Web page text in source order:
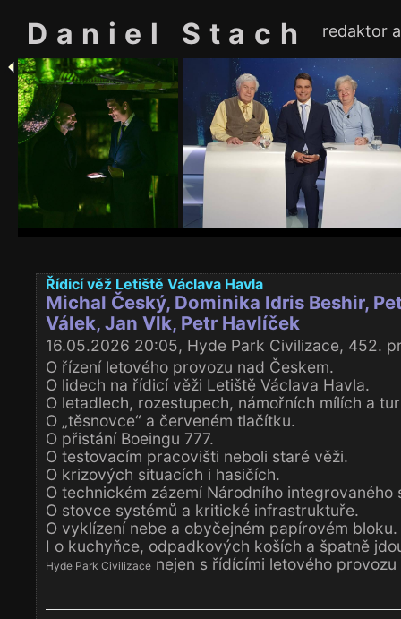
Daniel Stach redaktor
Řídicí věž Letiště Václava Havla
Michal Český, Dominika Idris Beshir,
Válek, Jan Vlk, Petr Havlíček
16.05.2026 20:05, Hyde Park Civilizace, 452.
O řízení letového provozu nad Českem.
O lidech na řídicí věži Letiště Václava Havla.
O letadlech, rozestupech, námořních mílích a
O „těsnovce“ a červeném tlačítku.
O přistání Boeingu 777.
O testovacím pracovišti neboli staré věži.
O krizových situacích i hasičích.
O technickém zázemí Národního integrovaného
O stovce systémů a kritické infrastruktuře.
O vyklízení nebe a obyčejném papírovém bloku.
I o kuchyňce, odpadkových koších a špatně
Hyde Park Civilizace nejen s řídícími letového provozu